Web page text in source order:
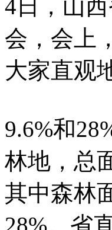
4日，山
会，会上
大家直观
9.6%和
林地，总
其中森林
28%。省